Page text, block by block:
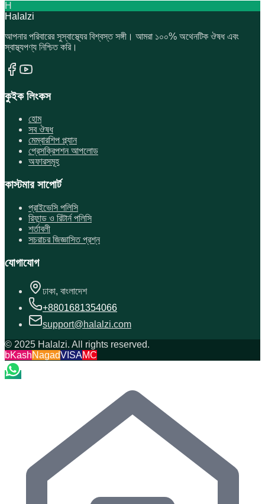
H
Halalzi
আপনার পরিবারের সুস্বাস্থ্যের বিশ্বস্ত সঙ্গী। আমরা ১০০% অথেনটিক ঔষধ এবং
স্বাস্থ্যপণ্য নিশ্চিত করি।
কুইক লিংকস
হোম
সব ঔষধ
মেম্বারশিপ প্ল্যান
প্রেসক্রিপশন আপলোড
অফারসমূহ
কাস্টমার সাপোর্ট
প্রাইভেসি পলিসি
রিফান্ড ও রিটার্ন পলিসি
শর্তাবলী
সচরাচর জিজ্ঞাসিত প্রশ্ন
যোগাযোগ
ঢাকা, বাংলাদেশ
+8801681354066
support@halalzi.com
© 2025 Halalzi. All rights reserved.
bKashNagadVISAMC